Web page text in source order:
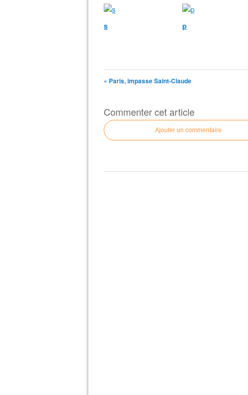
s
p
« Paris, impasse Saint-Claude
Commenter cet article
Ajouter un commentaire